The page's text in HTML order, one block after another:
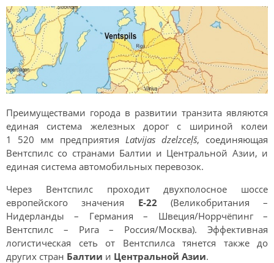
Преимуществами города в развитии транзита являются
единая система железных дорог с шириной колеи
1 520 мм предприятия Latvijas dzelzceļš, соединяющая
Вентспилс со странами Балтии и Центральной Азии, и
единая система автомобильных перевозок.
Через Вентспилс проходит двухполосное шоссе
европейского значения Е-22 (Великобритания –
Нидерланды – Германия – Швеция/Норрчёпинг –
Вентспилс – Рига – Россия/Москва). Эффективная
логистическая сеть от Вентспилса тянется также до
других стран Балтии и Центральной Азии.